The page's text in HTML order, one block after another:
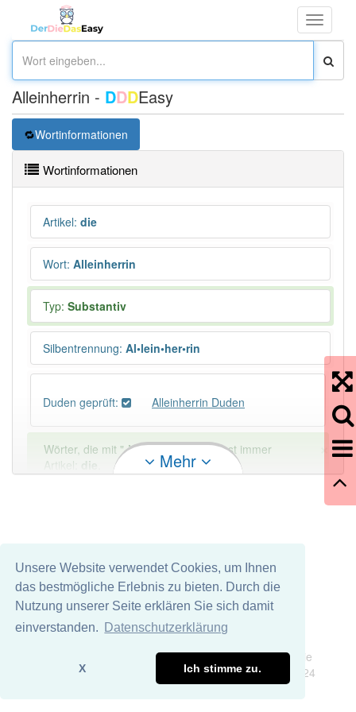
Unsere Website verwendet Cookies, um Ihnen
das bestmögliche Erlebnis zu bieten. Durch die
Nutzung unserer Seite erklären Sie sich damit
einverstanden.
Datenschutzerklärung
X Ich stimme zu.
Toggle
Alleinherrin - DDDEasy
Wortinformationen
Wortinformationen
Artikel: die
Wort: Alleinherrin
Typ: Substantiv
Silbentrennung: Al•lein•her•rin
Duden geprüft: Alleinherrin Duden
Wörter, die mit "-in" enden, haben fast immer
Artikel:
die
DAS:918Ausnahmen Beispiele
PowerIndex:2
Häufigkeit: 2 von 10
Mehr
Wir übernehmen keine Garantie und keine Haftung für die
Richtigkeit und Vollständigkeit dieser Seite. DDDEasy 2024